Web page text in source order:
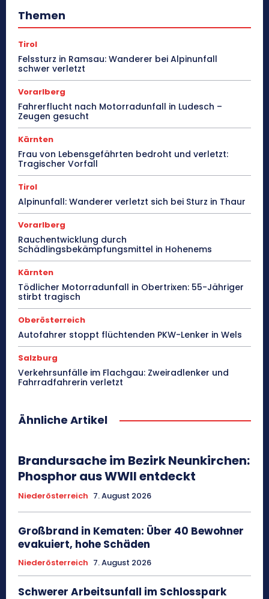
Themen
Tirol
Felssturz in Ramsau: Wanderer bei Alpinunfall
schwer verletzt
Vorarlberg
Fahrerflucht nach Motorradunfall in Ludesch –
Zeugen gesucht
Kärnten
Frau von Lebensgefährten bedroht und verletzt:
Tragischer Vorfall
Tirol
Alpinunfall: Wanderer verletzt sich bei Sturz in Thaur
Vorarlberg
Rauchentwicklung durch
Schädlingsbekämpfungsmittel in Hohenems
Kärnten
Tödlicher Motorradunfall in Obertrixen: 55-Jähriger
stirbt tragisch
Oberösterreich
Autofahrer stoppt flüchtenden PKW-Lenker in Wels
Salzburg
Verkehrsunfälle im Flachgau: Zweiradlenker und
Fahrradfahrerin verletzt
Ähnliche Artikel
Brandursache im Bezirk Neunkirchen:
Phosphor aus WWII entdeckt
Niederösterreich 7. August 2026
Großbrand in Kematen: Über 40 Bewohner
evakuiert, hohe Schäden
Niederösterreich 7. August 2026
Schwerer Arbeitsunfall im Schlosspark